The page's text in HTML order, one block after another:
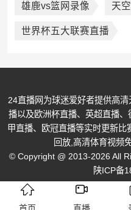
雄鹿vs篮网录像 天
世界杯五大联赛直播
24直播网为球迷爱好者提供高
播以及欧洲杯直播、英超直播
甲直播、欧冠直播等实时更新
回放,高清体育视频
© Copyright @ 2013-2026 All
陕ICP备